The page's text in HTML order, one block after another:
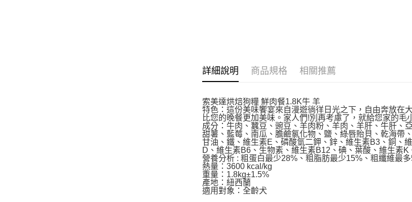
詳細說明 商品規格 相關推薦
索美達烘焙狗糧 鮮肉餐1.8K牛 羊
特色：這份美味饗宴來自漫遊徜徉日光之下，自由奔放在
比您的晚餐更加美味。家人們!別再考慮了，就給您家的毛
成分：牛肉、蠶豆、豌豆、羊肉粉、羊肉、羊肝、牛肝、
甜薯、藍莓、南瓜、膽鹼氯化物、鹽、綠唇貽貝、乾海帶
甘油、鐵、維生素E、磷酸氫二鉀、鋅、維生素B3、銅、
D、維生素B6、生物素、維生素B12、碘、葉酸、維生素K
營養分析 : 粗蛋白最少28%、粗脂肪最少15%、粗纖維最
熱量：3600 kcal/kg
重量：1.8kg±1.5%
產地：紐西蘭
適用對象：全齡犬